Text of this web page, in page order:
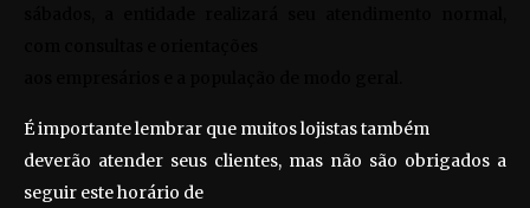
É importante lembrar que muitos lojistas também
deverão atender seus clientes, mas não são obrigados a
seguir este horário de